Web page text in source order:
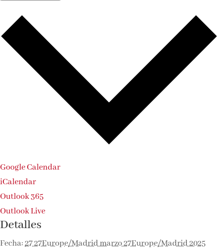
Google Calendar
iCalendar
Outlook 365
Outlook Live
Detalles
Fecha:27 27Europe/Madrid marzo 27Europe/Madrid 2025